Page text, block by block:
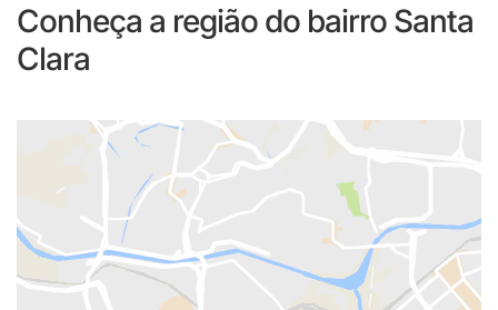
Conheça a região do bairro Santa
Clara